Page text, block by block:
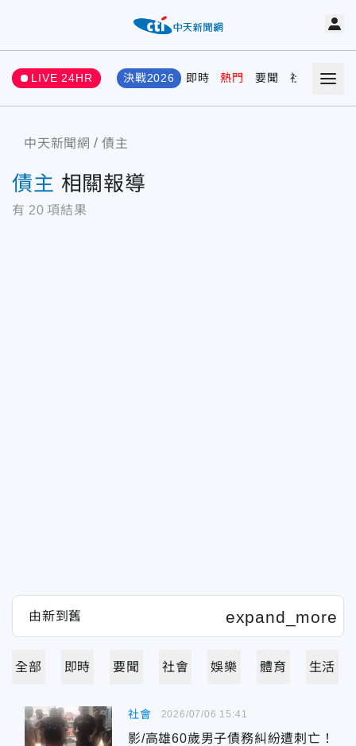
LIVE 24HR 決戰2026 即時 熱門 要聞 社會 娛樂
中天新聞網 債主
債主 相關報導
有 20 項結果
全部 即時 要聞 社會 娛樂 體育 生活
社會
影/高雄60歲男子債務糾紛遭刺亡！
2026/07/06 15:41